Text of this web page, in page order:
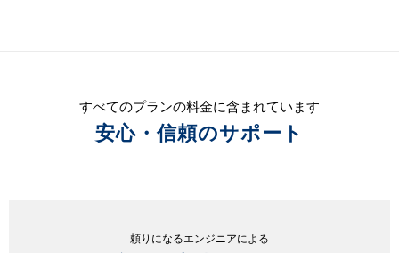
すべてのプランの料金に含まれています
安心・信頼のサポート
頼りになるエンジニアによる